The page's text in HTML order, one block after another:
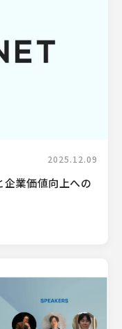
2025.12.09
業価値向上への